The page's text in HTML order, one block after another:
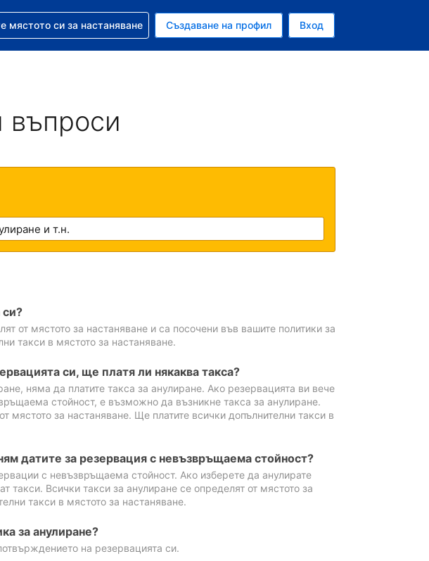
- Американски долар
- Български
ви
мястото си за настаняване Създаване на профил Вход
въпроси
от мястото за настаняване и са посочени във вашите политики за
такси в мястото за настаняване.
си, ще платя ли някаква такса?
няма да платите такса за анулиране. Ако резервацията ви вече
стойност, е възможно да възникне такса за анулиране.
мястото за настаняване. Ще платите всички допълнителни такси в
датите за резервация с невъзвръщаема стойност?
с невъзвръщаема стойност. Ако изберете да анулирате
такси. Всички такси за анулиране се определят от мястото за
такси в мястото за настаняване.
за анулиране?
на резервацията си.